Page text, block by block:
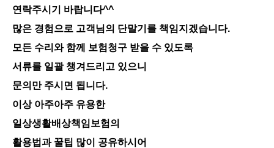
연락주시기 바랍니다^^
많은 경험으로 고객님의 단말기를 책임지겠습니다.
모든 수리와 함께 보험청구 받을 수 있도록
서류를 일괄 챙겨드리고 있으니
문의만 주시면 됩니다.
이상 아주아주 유용한
일상생활배상책임보험의
활용법과 꿀팁 많이 공유하시어